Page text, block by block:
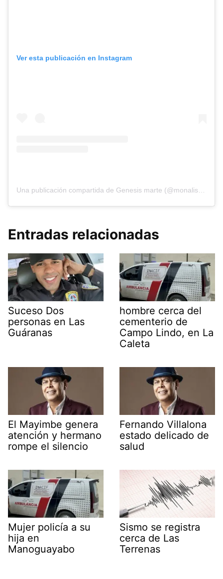
Ver esta publicación en Instagram
Entradas relacionadas
Suceso Dos
personas en Las
Guáranas
hombre cerca del
cementerio de
Campo Lindo, en La
Caleta
El Mayimbe genera
atención y hermano
rompe el silencio
Fernando Villalona
estado delicado de
salud
Mujer policía a su
hija en
Manoguayabo
Sismo se registra
cerca de Las
Terrenas